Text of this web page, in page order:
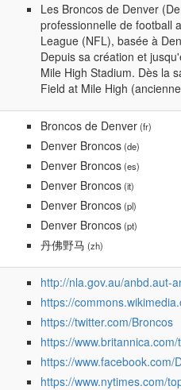
Les Broncos de Denver
professionnelle de football
League (NFL), basée à
Depuis sa création et
Mile High Stadium. Dès la
Field at Mile High
Broncos de Denver(fr)
Denver Broncos(de)
Denver Broncos(es)
Denver Broncos(it)
Denver Broncos(pl)
Denver Broncos(pt)
丹佛野马 (zh)
http://nla.gov.au/anbd.aut-
https://
https://twitter.com/Broncos
https://
https://www.facebook.com/
https://www.nytimes.com/